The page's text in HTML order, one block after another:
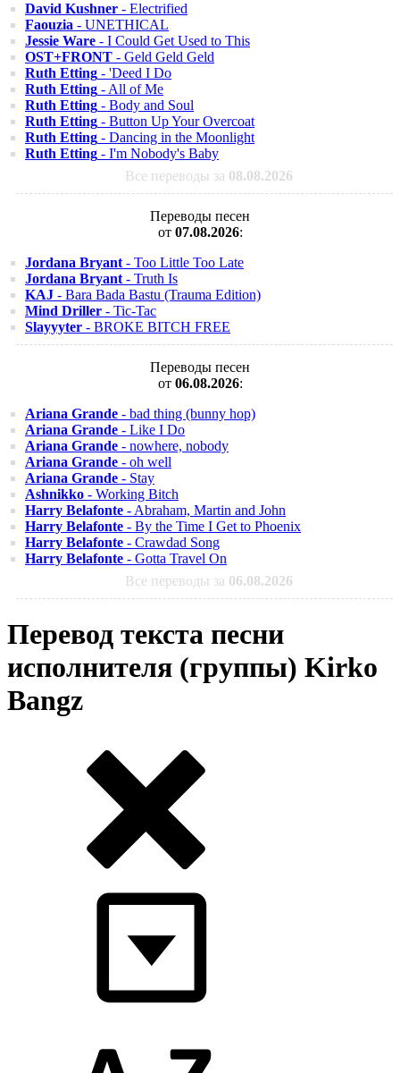
David Kushner - Electrified
Faouzia - UNETHICAL
Jessie Ware - I Could Get Used to This
OST+FRONT - Geld Geld Geld
Ruth Etting - 'Deed I Do
Ruth Etting - All of Me
Ruth Etting - Body and Soul
Ruth Etting - Button Up Your Overcoat
Ruth Etting - Dancing in the Moonlight
Ruth Etting - I'm Nobody's Baby
Все переводы за 08.08.2026
Переводы песен
от 07.08.2026:
Jordana Bryant - Too Little Too Late
Jordana Bryant - Truth Is
KAJ - Bara Bada Bastu (Trauma Edition)
Mind Driller - Tic-Tac
Slayyyter - BROKE BITCH FREE
Переводы песен
от 06.08.2026:
Ariana Grande - bad thing (bunny hop)
Ariana Grande - Like I Do
Ariana Grande - nowhere, nobody
Ariana Grande - oh well
Ariana Grande - Stay
Ashnikko - Working Bitch
Harry Belafonte - Abraham, Martin and John
Harry Belafonte - By the Time I Get to Phoenix
Harry Belafonte - Crawdad Song
Harry Belafonte - Gotta Travel On
Все переводы за 06.08.2026
Перевод текста песни
исполнителя (группы) Kirko
Bangz